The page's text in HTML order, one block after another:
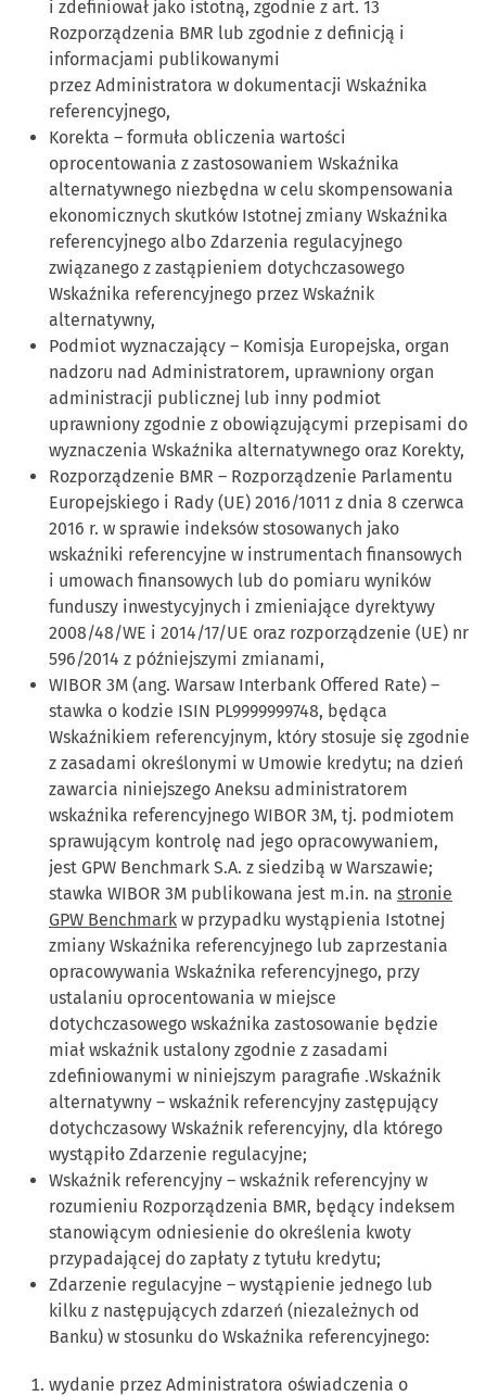
i zdefiniował jako istotną, zgodnie z art. 13
Rozporządzenia BMR lub zgodnie z definicją i
informacjami publikowanymi
przez Administratora w dokumentacji Wskaźnika
referencyjnego,
Korekta – formuła obliczenia wartości
oprocentowania z zastosowaniem Wskaźnika
alternatywnego niezbędna w celu skompensowania
ekonomicznych skutków Istotnej zmiany Wskaźnika
referencyjnego albo Zdarzenia regulacyjnego
związanego z zastąpieniem dotychczasowego
Wskaźnika referencyjnego przez Wskaźnik
alternatywny,
Podmiot wyznaczający – Komisja Europejska, organ
nadzoru nad Administratorem, uprawniony organ
administracji publicznej lub inny podmiot
uprawniony zgodnie z obowiązującymi przepisami do
wyznaczenia Wskaźnika alternatywnego oraz Korekty,
Rozporządzenie BMR – Rozporządzenie Parlamentu
Europejskiego i Rady (UE) 2016/1011 z dnia 8 czerwca
2016 r. w sprawie indeksów stosowanych jako
wskaźniki referencyjne w instrumentach finansowych
i umowach finansowych lub do pomiaru wyników
funduszy inwestycyjnych i zmieniające dyrektywy
2008/48/WE i 2014/17/UE oraz rozporządzenie (UE) nr
596/2014 z późniejszymi zmianami,
WIBOR 3M (ang. Warsaw Interbank Offered Rate) –
stawka o kodzie ISIN PL9999999748, będąca
Wskaźnikiem referencyjnym, który stosuje się zgodnie
z zasadami określonymi w Umowie kredytu; na dzień
zawarcia niniejszego Aneksu administratorem
wskaźnika referencyjnego WIBOR 3M, tj. podmiotem
sprawującym kontrolę nad jego opracowywaniem,
jest GPW Benchmark S.A. z siedzibą w Warszawie;
stawka WIBOR 3M publikowana jest m.in. na stronie
GPW Benchmark w przypadku wystąpienia Istotnej
zmiany Wskaźnika referencyjnego lub zaprzestania
opracowywania Wskaźnika referencyjnego, przy
ustalaniu oprocentowania w miejsce
dotychczasowego wskaźnika zastosowanie będzie
miał wskaźnik ustalony zgodnie z zasadami
zdefiniowanymi w niniejszym paragrafie .Wskaźnik
alternatywny – wskaźnik referencyjny zastępujący
dotychczasowy Wskaźnik referencyjny, dla którego
wystąpiło Zdarzenie regulacyjne;
Wskaźnik referencyjny – wskaźnik referencyjny w
rozumieniu Rozporządzenia BMR, będący indeksem
stanowiącym odniesienie do określenia kwoty
przypadającej do zapłaty z tytułu kredytu;
Zdarzenie regulacyjne – wystąpienie jednego lub
kilku z następujących zdarzeń (niezależnych od
Banku) w stosunku do Wskaźnika referencyjnego:
wydanie przez Administratora oświadczenia o